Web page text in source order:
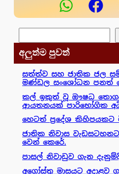
අලුත්ම පුවත්
සත්ත්ව සහ ජාතික ජල
මණ්ඩල සංශෝධන පනත්
කල් ඉකුත් වූ ඖෂධ
ආයතනයක් පාරිභෝගික
හෙටත් ප්‍රදේශ කිහිපයකට
ජාතික නිවාස
වෙන් කෙරේ.
පාසල් නිවාඩුව ගැන
අගෝස්තු මාසයට අදාළව